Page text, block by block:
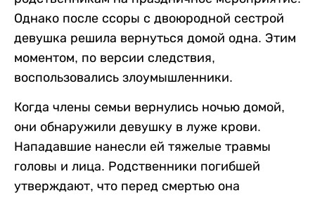
Однако после ссоры с двоюродной сестрой
девушка решила вернуться домой одна. Этим
моментом, по версии следствия,
воспользовались злоумышленники.
Когда члены семьи вернулись ночью домой,
они обнаружили девушку в луже крови.
Нападавшие нанесли ей тяжелые травмы
головы и лица. Родственники погибшей
утверждают, что перед смертью она